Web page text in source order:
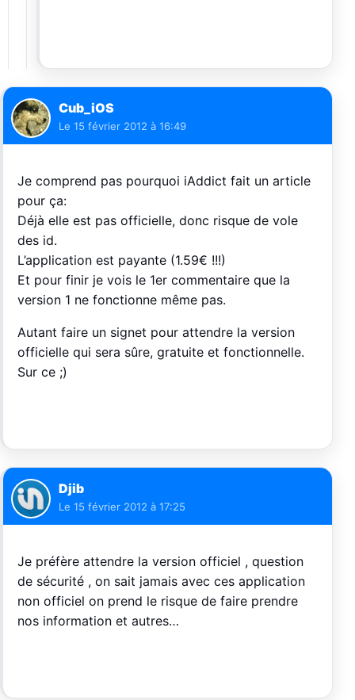
Cub_iOS
Le 15 février 2012 à 16:49
Je comprend pas pourquoi iAddict fait un article
pour ça:
Déjà elle est pas officielle, donc risque de vole
des id.
L’application est payante (1.59€ !!!)
Et pour finir je vois le 1er commentaire que la
version 1 ne fonctionne même pas.
Autant faire un signet pour attendre la version
officielle qui sera sûre, gratuite et fonctionnelle.
Sur ce ;)
Djib
Le 15 février 2012 à 17:25
Je préfère attendre la version officiel , question
de sécurité , on sait jamais avec ces application
non officiel on prend le risque de faire prendre
nos information et autres…